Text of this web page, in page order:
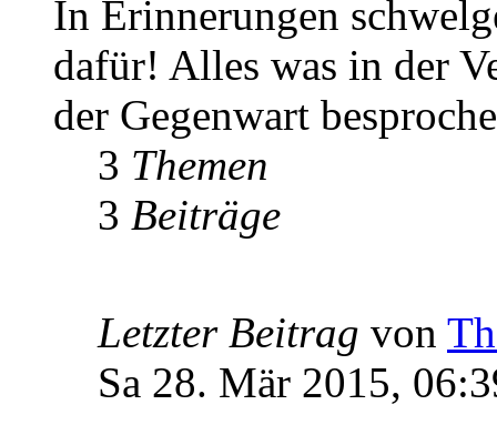
In Erinnerungen
dafür! Alles was in der
der Gegenwart
3 Themen
3 Beiträge
Letzter Beitrag von
Sa 28. Mär 2015,